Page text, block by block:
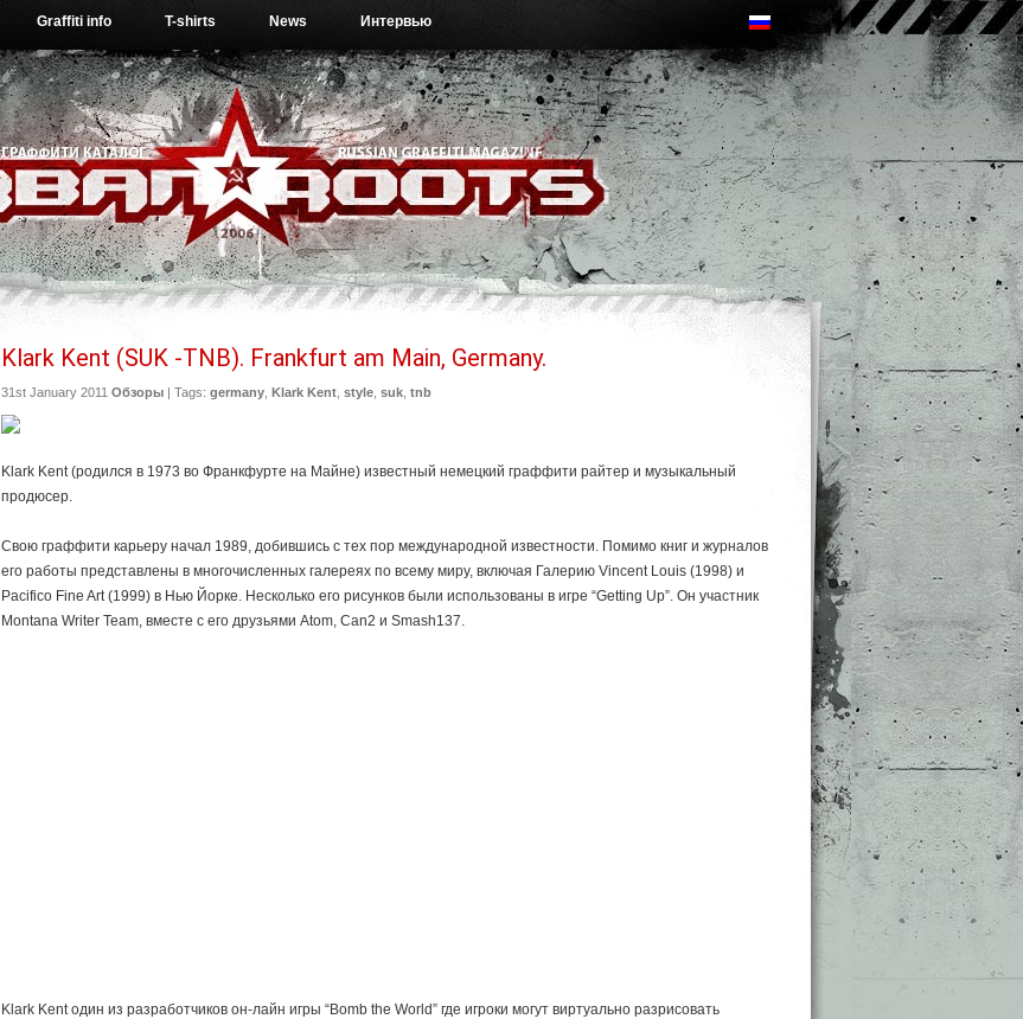
Graffiti info T-shirts News Интервью
Klark Kent (SUK -TNB). Frankfurt am Main, Germany.
31st January 2011 Обзоры | Tags: germany Klark Kent style suk tnb
Klark Kent (родился в 1973 во Франкфурте на Майне) известный немецкий граффити райтер и музыкальный
продюсер.
Свою граффити карьеру начал 1989, добившись с тех пор международной известности. Помимо книг и журналов
его работы представлены в многочисленных галереях по всему миру, включая Галерию Vincent Louis (1998) и
Pacifico Fine Art (1999) в Нью Йорке. Несколько его рисунков были использованы в игре “Getting Up”. Он участник
Montana Writer Team, вместе с его друзьями Atom, Can2 и Smash137.
Klark Kent один из разработчиков он-лайн игры “Bomb the World” где игроки могут виртуально разрисовать